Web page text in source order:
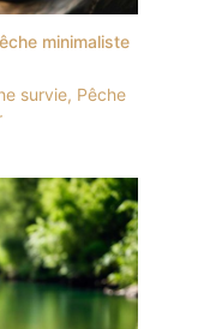
minimaliste
survie, Pêche